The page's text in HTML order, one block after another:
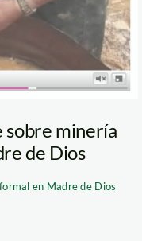
sobre minería
de Dios
en Madre de Dios